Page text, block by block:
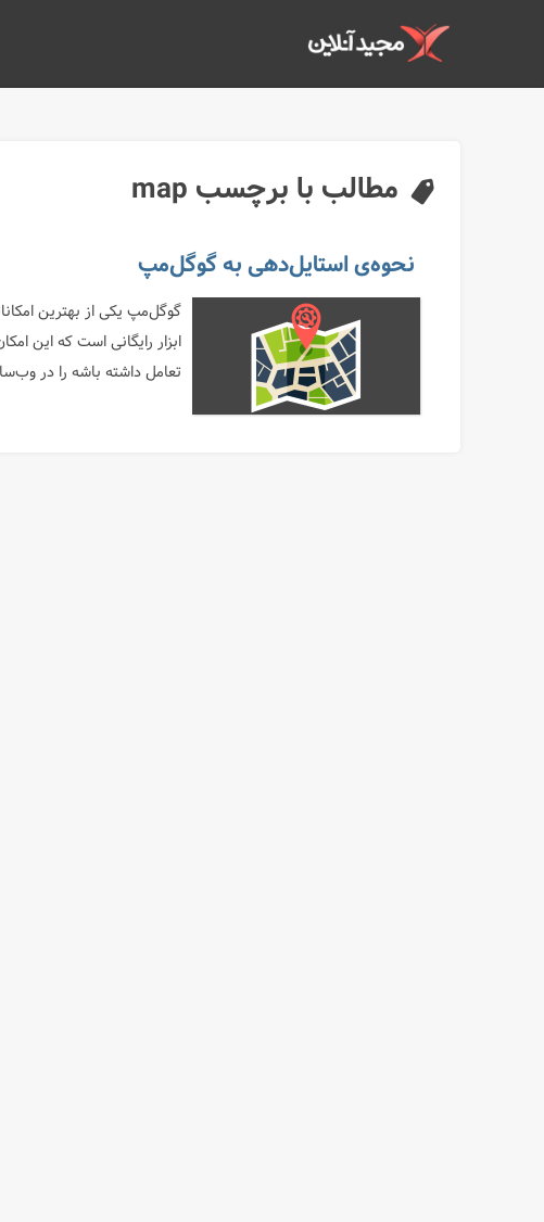
مطالب با برچسب map
نحوه‌ی استایل‌دهی به گوگل‌مپ
گوگل‌مپ یکی از بهترین
ابزار رایگانی است که این
تعامل داشته باشه را در